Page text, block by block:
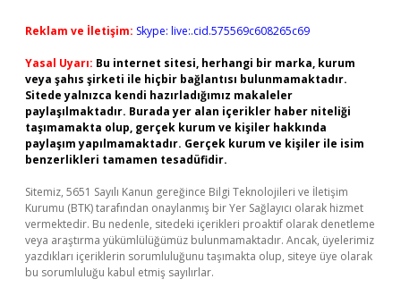
Reklam ve İletişim: Skype: live:.cid.575569c608265c69
Yasal Uyarı: Bu internet sitesi, herhangi bir marka, kurum
veya şahıs şirketi ile hiçbir bağlantısı bulunmamaktadır.
Sitede yalnızca kendi hazırladığımız makaleler
paylaşılmaktadır. Burada yer alan içerikler haber niteliği
taşımamakta olup, gerçek kurum ve kişiler hakkında
paylaşım yapılmamaktadır. Gerçek kurum ve kişiler ile isim
benzerlikleri tamamen tesadüfidir.
Sitemiz, 5651 Sayılı Kanun gereğince Bilgi Teknolojileri ve İletişim
Kurumu (BTK) tarafından onaylanmış bir Yer Sağlayıcı olarak hizmet
vermektedir. Bu nedenle, sitedeki içerikleri proaktif olarak denetleme
veya araştırma yükümlülüğümüz bulunmamaktadır. Ancak, üyelerimiz
yazdıkları içeriklerin sorumluluğunu taşımakta olup, siteye üye olarak
bu sorumluluğu kabul etmiş sayılırlar.